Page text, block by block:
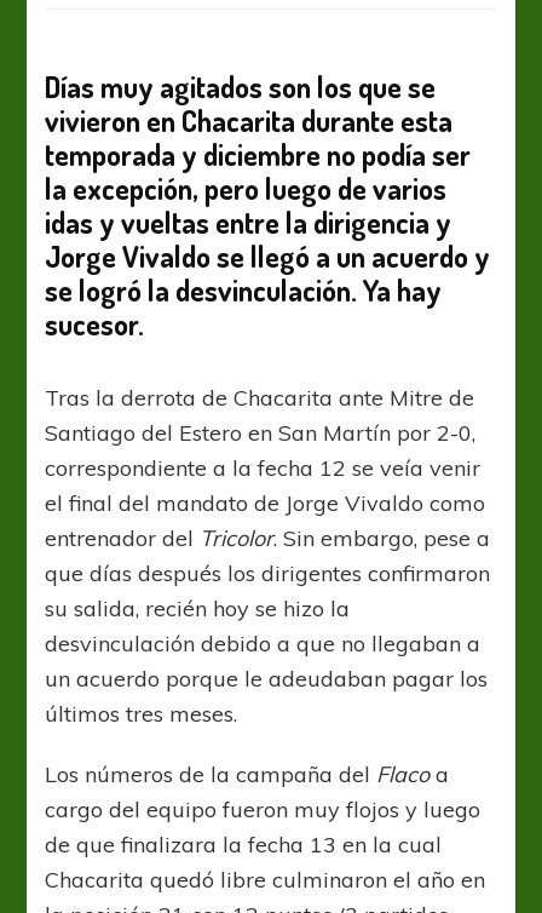
Días muy agitados son los que se
vivieron en Chacarita durante esta
temporada y diciembre no podía ser
la excepción, pero luego de varios
idas y vueltas entre la dirigencia y
Jorge Vivaldo se llegó a un acuerdo y
se logró la desvinculación. Ya hay
sucesor.
Tras la derrota de Chacarita ante Mitre de
Santiago del Estero en San Martín por 2-0,
correspondiente a la fecha 12 se veía venir
el final del mandato de Jorge Vivaldo como
entrenador del Tricolor. Sin embargo, pese a
que días después los dirigentes confirmaron
su salida, recién hoy se hizo la
desvinculación debido a que no llegaban a
un acuerdo porque le adeudaban pagar los
últimos tres meses.
Los números de la campaña del Flacoa
cargo del equipo fueron muy flojos y luego
de que finalizara la fecha 13 en la cual
Chacarita quedó libre culminaron el año en